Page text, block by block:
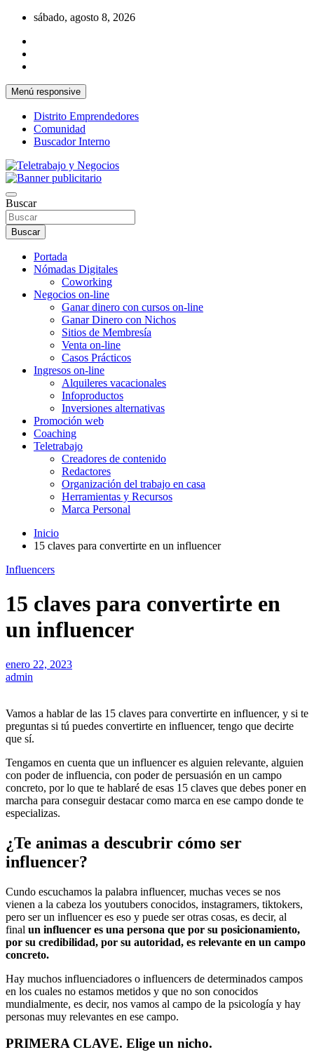
Saltar
contenido
sábado, agosto 8, 2026
Menú responsive
Distrito Emprendedores
Comunidad
Buscador Interno
Teletrabajo y Negocios
Buscar
Buscar
Portada
Nómadas Digitales
Coworking
Negocios on-line
Ganar dinero con cursos on-line
Ganar Dinero con Nichos
Sitios de Membresía
Venta on-line
Casos Prácticos
Ingresos on-line
Alquileres vacacionales
Infoproductos
Inversiones alternativas
Promoción web
Coaching
Teletrabajo
Creadores de contenido
Redactores
Organización del trabajo en casa
Herramientas y Recursos
Marca Personal
Inicio
15 claves para convertirte en un influencer
Influencers
15 claves para convertirte en
un influencer
enero 22, 2023
admin
Vamos a hablar de las 15 claves para convertirte en influencer, y si te
preguntas si tú puedes convertirte en influencer, tengo que decirte
que sí.
Tengamos en cuenta que un influencer es alguien relevante, alguien
con poder de influencia, con poder de persuasión en un campo
concreto, por lo que te hablaré de esas 15 claves que debes poner en
marcha para conseguir destacar como marca en ese campo donde te
especializas.
¿Te animas a descubrir cómo ser
influencer?
Cundo escuchamos la palabra influencer, muchas veces se nos
vienen a la cabeza los youtubers conocidos, instagramers, tiktokers,
pero ser un influencer es eso y puede ser otras cosas, es decir, al
final un influencer es una persona que por su posicionamiento,
por su credibilidad, por su autoridad, es relevante en un campo
concreto.
Hay muchos influenciadores o influencers de determinados campos
en los cuales no estamos metidos y que no son conocidos
mundialmente, es decir, nos vamos al campo de la psicología y hay
personas muy relevantes en ese campo.
PRIMERA CLAVE. Elige un nicho.